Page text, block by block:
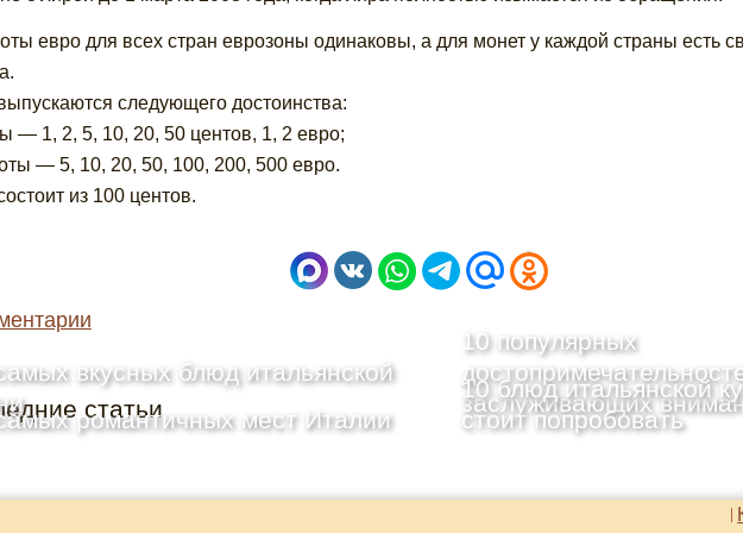
евро для всех стран еврозоны одинаковы, а для монет у каждой страны есть
следующего достоинства:
— 1, 2, 5, 10, 20, 50 центов, 1, 2 евро;
— 5, 10, 20, 50, 100, 200, 500 евро.
из 100 центов.
статьи
вкусных блюд итальянской
10 популярных
заслуживающих
романтичных мест Италии
10 блюд итальянской
стоит попробовать